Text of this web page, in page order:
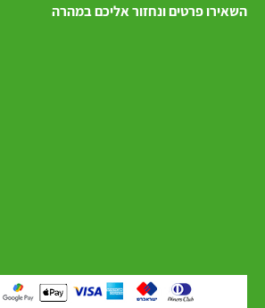
השאירו פרטים ונחזור אליכם במהרה